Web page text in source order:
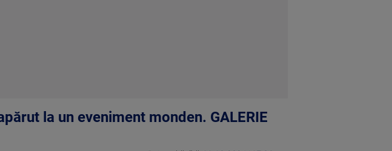
la un eveniment monden. GALERIE